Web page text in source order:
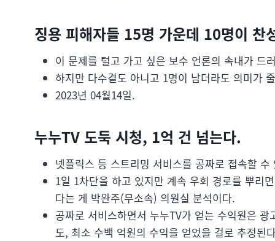
징용 피해자들 15명 가운데 10명이 찬
이 문제를 털고 가고 싶은 보수 언론의 속내가 드
하지만 다수결도 아니고 1명이 남더라도 의미가
2023년 04월14일.
누누TV 도둑 시청, 1억 건 넘는다.
넷플릭스 등 스트리밍 서비스를 공짜로 접속할
1일 1차단을 하고 있지만 계속 우회 경로를 뿌리
다는 게 박완주(무소속) 의원실 분석이다.
공짜로 서비스하면서 누누TV가 얻는 수익원은
도, 최소 수백 억원의 수익을 얻었을 걸로 추정된